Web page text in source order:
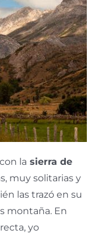
la sierra de
muy solitarias y
las trazó en su
montaña. En
yo